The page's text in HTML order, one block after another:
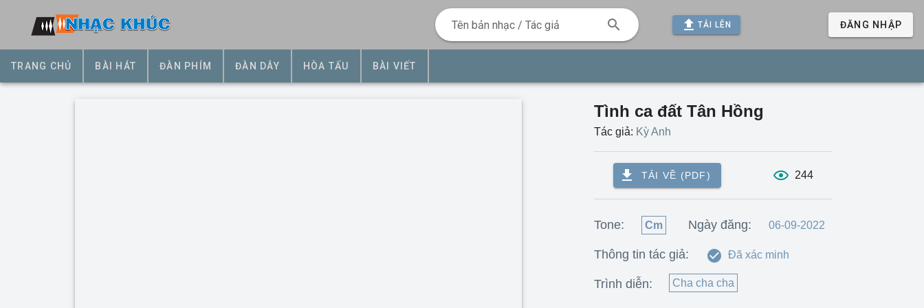
Tên bản nhạc / Tác giả TẢI LÊN ĐĂNG NHẬP
TRANG CHỦ BÀI HÁT ĐÀN PHÍM ĐÀN DÂY HÒA TẤU BÀI VIẾT
Tình ca đất Tân Hồng
Tác giả: Kỳ Anh
TẢI VỀ (PDF) 244
Tone: Cm Ngày đăng: 06-09-2022
Thông tin tác giả: Đã xác minh
Trình diễn: Cha cha cha